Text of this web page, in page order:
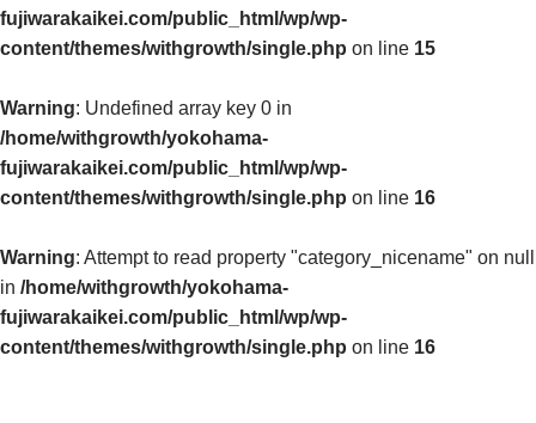
fujiwarakaikei.com/public_html/wp/wp-
content/themes/withgrowth/single.php on line 15
Warning: Undefined array key 0 in
/home/withgrowth/yokohama-
fujiwarakaikei.com/public_html/wp/wp-
content/themes/withgrowth/single.php on line 16
Warning: Attempt to read property "category_nicename" on null
in /home/withgrowth/yokohama-
fujiwarakaikei.com/public_html/wp/wp-
content/themes/withgrowth/single.php on line 16